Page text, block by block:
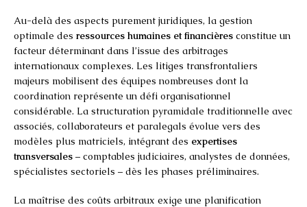
Au-delà des aspects purement juridiques, la gestion
optimale des ressources humaines et financières constitue un
facteur déterminant dans l’issue des arbitrages
internationaux complexes. Les litiges transfrontaliers
majeurs mobilisent des équipes nombreuses dont la
coordination représente un défi organisationnel
considérable. La structuration pyramidale traditionnelle avec
associés, collaborateurs et paralegals évolue vers des
modèles plus matriciels, intégrant des expertises
transversales – comptables judiciaires, analystes de données,
spécialistes sectoriels – dès les phases préliminaires.
La maîtrise des coûts arbitraux exige une planification